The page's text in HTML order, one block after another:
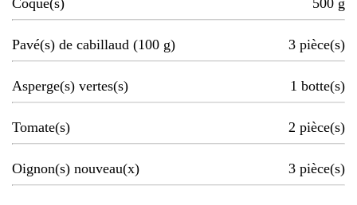
Coque(s) 500 g
Pavé(s) de cabillaud (100 g) 3 pièce(s)
Asperge(s) vertes(s) 1 botte(s)
Tomate(s) 2 pièce(s)
Oignon(s) nouveau(x) 3 pièce(s)